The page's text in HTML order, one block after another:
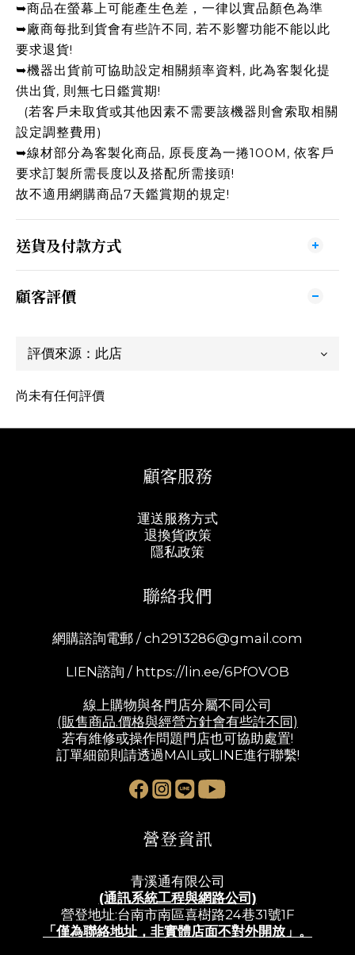
➥商品在螢幕上可能產生色差，一律以實品顏色為準
➥廠商每批到貨會有些許不同, 若不影響功能不能以此
要求退貨!
➥機器出貨前可協助設定相關頻率資料, 此為客製化提
供出貨, 則無七日鑑賞期!
(若客戶未取貨或其他因素不需要該機器則會索取相關
設定調整費用)
➥線材部分為客製化商品, 原長度為一捲100M, 依客戶
要求訂製所需長度以及搭配所需接頭!
故不適用網購商品7天鑑賞期的規定!
送貨及付款方式
顧客評價
尚未有任何評價
顧客服務
運送服務方式
退換貨政策
隱私政策
聯絡我們
網購諮詢電郵 / ch2913286@gmail.com
LIEN諮詢 / https://lin.ee/6PfOVOB
線上購物與各門店分屬不同公司
(販售商品.價格與經營方針會有些許不同)
若有維修或操作問題門店也可協助處置!
訂單細節則請透過MAIL或LINE進行聯繫!
營登資訊
青溪通有限公司
(通訊系統工程與網路公司)
營登地址:台南市南區喜樹路24巷31號1F
「僅為聯絡地址，非實體店面不對外開放」。